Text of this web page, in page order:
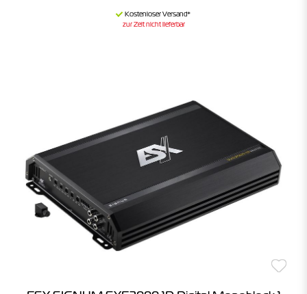
zur Zeit nicht lieferbar